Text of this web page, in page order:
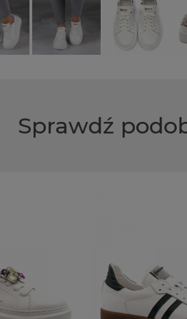
Sprawdź